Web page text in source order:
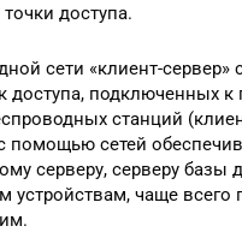
доступа.
сети «клиент-сервер»
доступа, подключенных к
станций
помощью сетей
серверу, серверу базы
устройствам, чаще всего